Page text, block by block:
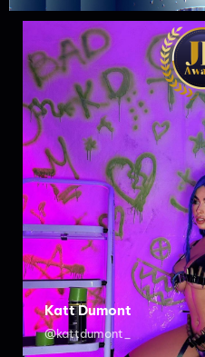
Katt Dumont
@kattdumont_